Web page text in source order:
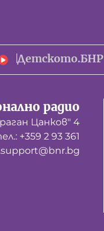
Детското.БНР
радио
Цанков" 4
+359 2 93 361